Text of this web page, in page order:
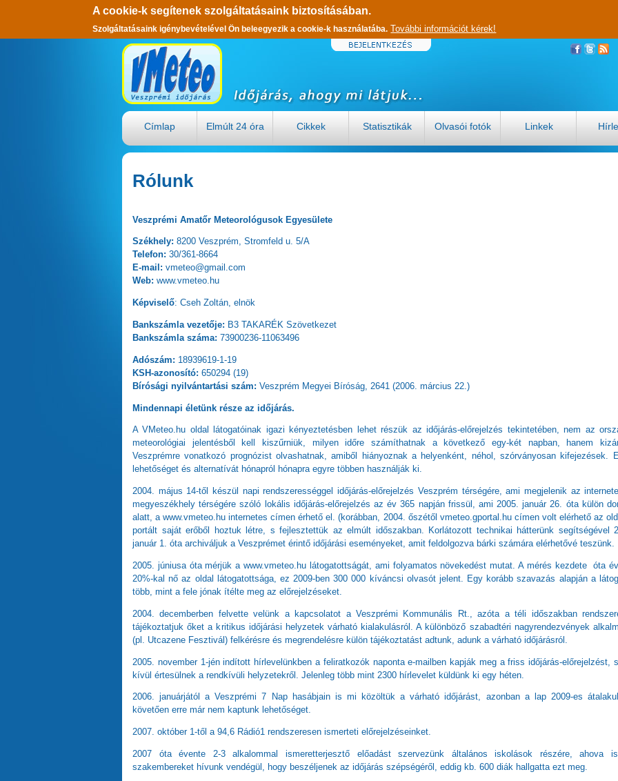
A cookie-k segítenek szolgáltatásaink biztosításában.
Szolgáltatásaink igénybevételével Ön beleegyezik a cookie-k használatába. További információt kérek!
Címlap Elmúlt 24 óra Cikkek Statisztikák Olvasói fotók Linkek
Rólunk
Veszprémi Amatőr Meteorológusok Egyesülete
Székhely: 8200 Veszprém, Stromfeld u. 5/A
Telefon: 30/361-8664
E-mail: vmeteo@gmail.com
Web: www.vmeteo.hu
Képviselő: Cseh Zoltán, elnök
Bankszámla vezetője: B3 TAKARÉK Szövetkezet
Bankszámla száma: 73900236-11063496
Adószám: 18939619-1-19
KSH-azonosító: 650294 (19)
Bírósági nyilvántartási szám: Veszprém Megyei Bíróság, 2641 (2006. március 22.)
Mindennapi életünk része az időjárás.
A VMeteo.hu oldal látogatóinak igazi kényeztetésben lehet részük az időjárás-előrejelzés tekintetében, nem az
meteorológiai jelentésből kell kiszűrniük, milyen időre számíthatnak a következő egy-két napban, hanem
Veszprémre vonatkozó prognózist olvashatnak, amiből hiányoznak a helyenként, néhol, szórványosan kifejezések.
lehetőséget és alternatívát hónapról hónapra egyre többen használják ki.
2004. május 14-től készül napi rendszerességgel időjárás-előrejelzés Veszprém térségére, ami megjelenik az
megyeszékhely térségére szóló lokális időjárás-előrejelzés az év 365 napján frissül, ami 2005. január 26. óta külön
alatt, awww.vmeteo.hu internetes címen érhető el. (korábban, 2004. őszétől vmeteo.gportal.hu címen volt elérhető az
portált saját erőből hoztuk létre, s fejlesztettük az elmúlt időszakban. Korlátozott technikai hátterünk segítségével
január 1. óta archiváljuk a Veszprémet érintő időjárási eseményeket, amit feldolgozva bárki számára elérhetővé teszünk.
2005. júniusa óta mérjük awww.vmeteo.hu látogatottságát, ami folyamatos növekedést mutat. A mérés kezdete óta
20%-kal nő az oldal látogatottsága, ez 2009-ben 300 000 kíváncsi olvasót jelent. Egy korább szavazás alapján a
több, mint a fele jónak ítélte meg az előrejelzéseket.
2004. decemberben felvette velünk a kapcsolatot a Veszprémi Kommunális Rt., azóta a téli időszakban
tájékoztatjuk őket a kritikus időjárási helyzetek várható kialakulásról. A különböző szabadtéri nagyrendezvények
(pl. Utcazene Fesztivál) felkérésre és megrendelésre külön tájékoztatást adtunk, adunk a várható időjárásról.
2005. november 1-jén indított hírlevelünkben a feliratkozók naponta e-mailben kapják meg a friss időjárás-előrejelzést,
kívül értesülnek a rendkívüli helyzetekről. Jelenleg több mint 2300 hírlevelet küldünk ki egy héten.
2006. januárjától a Veszprémi 7 Nap hasábjain is mi közöltük a várható időjárást, azonban a lap 2009-es
követően erre már nem kaptunk lehetőséget.
2007. október 1-től a 94,6 Rádió1 rendszeresen ismerteti előrejelzéseinket.
2007 óta évente 2-3 alkalommal ismeretterjesztő előadást szervezünk általános iskolások részére, ahova
szakembereket hívunk vendégül, hogy beszéljenek az időjárás szépségéről, eddig kb. 600 diák hallgatta ezt meg.